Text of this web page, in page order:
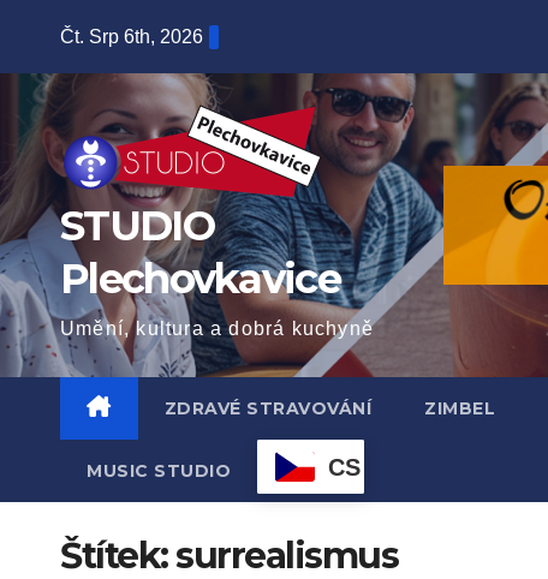
content
Čt. Srp 6th, 2026
STUDIO
Plechovkavice
Umění, kultura a dobrá kuchyně
ZDRAVÉ STRAVOVÁNÍ ZIMBEL
MUSIC STUDIO CS
Štítek:surrealismus